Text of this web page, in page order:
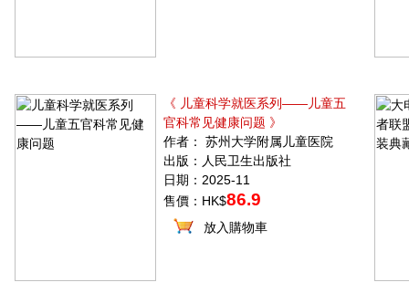
《 儿童科学就医系列——儿童五
官科常见健康问题 》
作者： 苏州大学附属儿童医院
出版：人民卫生出版社
日期：2025-11
售價：HK$86.9
放入購物車